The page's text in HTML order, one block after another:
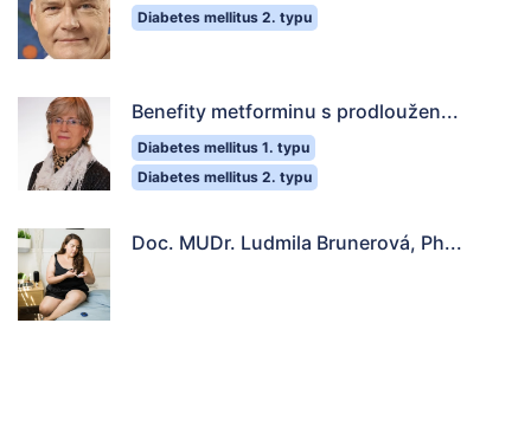
Diabetes mellitus 2. typu
Benefity metforminu s prodloužen...
Diabetes mellitus 1. typu
Diabetes mellitus 2. typu
Doc. MUDr. Ludmila Brunerová, Ph...